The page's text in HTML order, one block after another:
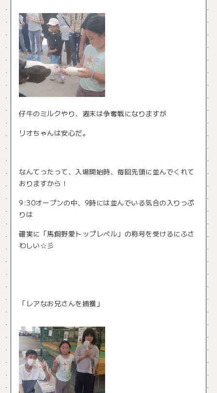
仔牛のミルクやり、週末は争奪戦になりますが
リオちゃんは安心だ。
なんてったって、入場開始時、毎回先頭に並んでくれて
おりますから！
9:30オープンの中、9時には並んでいる気合の入りっぷ
りは
確実に「馬飼野愛トップレベル」の称号を受けるにふさ
わしい☆彡
「レアなお兄さんを捕獲」